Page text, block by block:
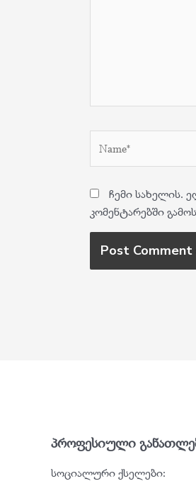
ჩემი სახელის.
კომენტარებში
პროფესიული
სოციალური ქსელები: